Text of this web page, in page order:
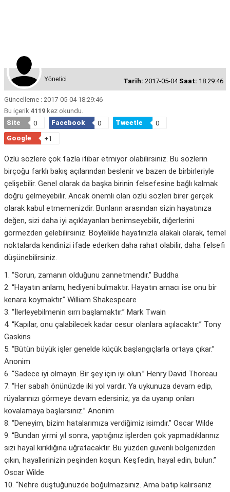
Yönetici Tarih: 2017-05-04 Saat: 18:29:46
Güncelleme : 2017-05-04 18:29:46
Bu içerik 4119 kez okundu.
Site
0 Facebook 0 Tweetle
0
Google
+1
Özlü sözlere çok fazla itibar etmiyor olabilirsiniz. Bu sözlerin
birçoğu farklı bakış açılarından beslenir ve bazen de birbirleriyle
çelişebilir. Genel olarak da başka birinin felsefesine bağlı kalmak
doğru gelmeyebilir. Ancak önemli olan özlü sözleri birer gerçek
olarak kabul etmemenizdir. Bunların arasından sizin hayatınıza
değen, sizi daha iyi açıklayanları benimseyebilir, diğerlerini
görmezden gelebilirsiniz. Böylelikle hayatınızla alakalı olarak, temel
noktalarda kendinizi ifade ederken daha rahat olabilir, daha felsefi
düşünebilirsiniz.
1. “Sorun, zamanın olduğunu zannetmendir.” Buddha
2. “Hayatın anlamı, hediyeni bulmaktır. Hayatın amacı ise onu bir
kenara koymaktır.” William Shakespeare
3. “İlerleyebilmenin sırrı başlamaktır.” Mark Twain
4. “Kapılar, onu çalabilecek kadar cesur olanlara açılacaktır.” Tony
Gaskins
5. “Bütün büyük işler genelde küçük başlangıçlarla ortaya çıkar.”
Anonim
6. “Sadece iyi olmayın. Bir şey için iyi olun.” Henry David Thoreau
7. “Her sabah önünüzde iki yol vardır. Ya uykunuza devam edip,
rüyalarınızı görmeye devam edersiniz; ya da uyanıp onları
kovalamaya başlarsınız.” Anonim
8. “Deneyim, bizim hatalarımıza verdiğimiz isimdir.” Oscar Wilde
9. “Bundan yirmi yıl sonra, yaptığınız işlerden çok yapmadıklarınız
sizi hayal kırıklığına uğratacaktır. Bu yüzden güvenli bölgenizden
çıkın, hayallerinizin peşinden koşun. Keşfedin, hayal edin, bulun.”
Oscar Wilde
10. “Nehre düştüğünüzde boğulmazsınız. Ama batıp kalırsanız